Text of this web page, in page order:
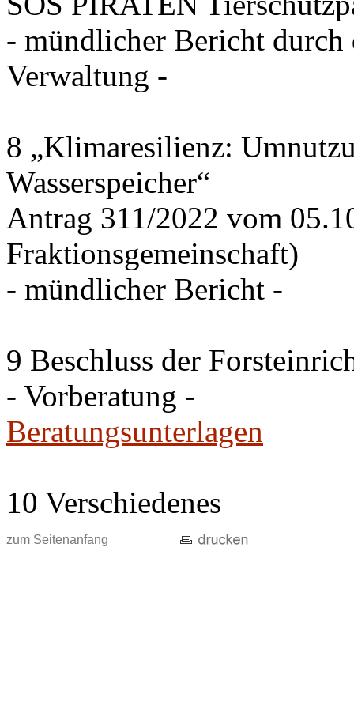
- mündlicher Bericht
Verwaltung -
8 „Klimaresilienz:
Wasserspeicher“
Antrag 311/2022 vom
Fraktionsgemeinschaft)
- mündlicher Bericht -
9 Beschluss der
- Vorberatung -
Beratungsunterlagen
10 Verschiedenes
zum Seitenanfang